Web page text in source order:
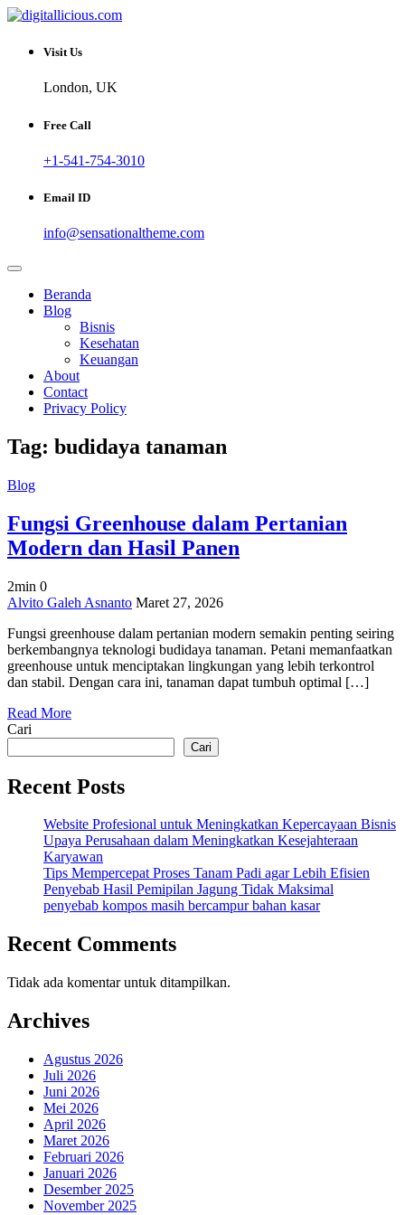
Skip
content
digitallicious.com
Sharing Digital Information
Visit Us
London, UK
Free Call
+1-541-754-3010
Email ID
info@sensationaltheme.com
Beranda
Blog
Bisnis
Kesehatan
Keuangan
About
Contact
Privacy Policy
Tag: budidaya tanaman
Blog
Fungsi Greenhouse dalam Pertanian
Modern dan Hasil Panen
2min 0
on
Greenhouse
dalam
Pertanian
Modern
Hasil
Panen
Alvito Galeh Asnanto Maret 27, 2026
Fungsi greenhouse dalam pertanian modern semakin penting seiring
berkembangnya teknologi budidaya tanaman. Petani memanfaatkan
greenhouse untuk menciptakan lingkungan yang lebih terkontrol
dan stabil. Dengan cara ini, tanaman dapat tumbuh optimal […]
Read More
Cari
Cari
Recent Posts
Website Profesional untuk Meningkatkan Kepercayaan Bisnis
Upaya Perusahaan dalam Meningkatkan Kesejahteraan
Karyawan
Tips Mempercepat Proses Tanam Padi agar Lebih Efisien
Penyebab Hasil Pemipilan Jagung Tidak Maksimal
penyebab kompos masih bercampur bahan kasar
Recent Comments
Tidak ada komentar untuk ditampilkan.
Archives
Agustus 2026
Juli 2026
Juni 2026
Mei 2026
April 2026
Maret 2026
Februari 2026
Januari 2026
Desember 2025
November 2025